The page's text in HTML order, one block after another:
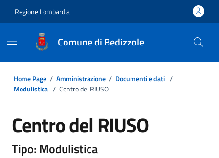
Regione Lombardia
Comune di Bedizzole
Home Page / Amministrazione / Documenti e dati /
Modulistica / Centro del RIUSO
Centro del RIUSO
Tipo: Modulistica